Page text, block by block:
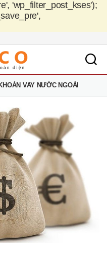
'wp_filter_post_kses');
VAY NƯỚC NGOÀI